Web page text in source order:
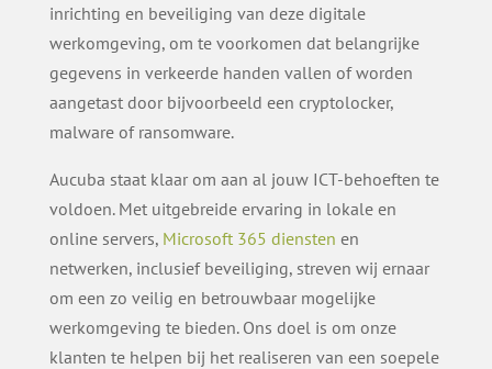
inrichting en beveiliging van deze digitale
werkomgeving, om te voorkomen dat belangrijke
gegevens in verkeerde handen vallen of worden
aangetast door bijvoorbeeld een cryptolocker,
malware of ransomware.
Aucuba staat klaar om aan al jouw ICT-behoeften te
voldoen. Met uitgebreide ervaring in lokale en
online servers, Microsoft 365 diensten en
netwerken, inclusief beveiliging, streven wij ernaar
om een zo veilig en betrouwbaar mogelijke
werkomgeving te bieden. Ons doel is om onze
klanten te helpen bij het realiseren van een soepele